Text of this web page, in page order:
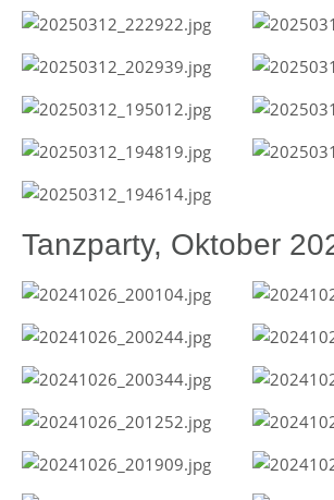
Tanzparty, Oktober